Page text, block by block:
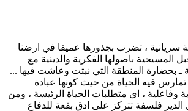
سريانية ، تضرب بجذورها عميقا في ارضنا
المسيحية باصولها الفكرية والدينية مع
ـ بحضارة المنطقة التي نبتت وعاشت فيها ...
تمارس فيه الحياة من حيث كونها عبادة
وفاعلية ، اي متطلبات الحياة الرئيسة ، ومن
الدير فلسفة تتركز على ادق بقعة للدفاع